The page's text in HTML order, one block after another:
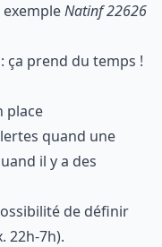
Natinf 22626
: ça prend du temps !
place
quand une
il y a des
de définir
22h-7h).